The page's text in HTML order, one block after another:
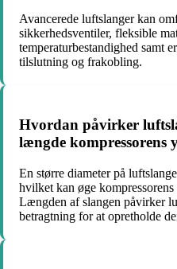
Avancerede luftslanger kan
sikkerhedsventiler, fleksible
temperaturbestandighed samt
tilslutning og frakobling.
Hvordan påvirker
længde kompressorens
En større diameter på
hvilket kan øge
Længden af slangen påvirker
betragtning for at opretholde